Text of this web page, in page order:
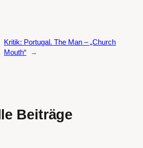
Kritik: Portugal. The Man – „Church
Mouth“
→
Beiträge